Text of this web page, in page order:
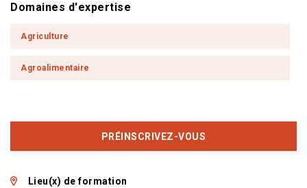
Domaines d'expertise
Agriculture
Agroalimentaire
PRÉINSCRIVEZ-VOUS
Lieu(x) de formation